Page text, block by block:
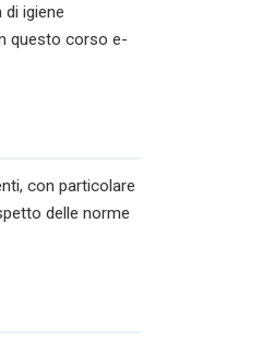
igiene
questo corso e-
con particolare
delle norme